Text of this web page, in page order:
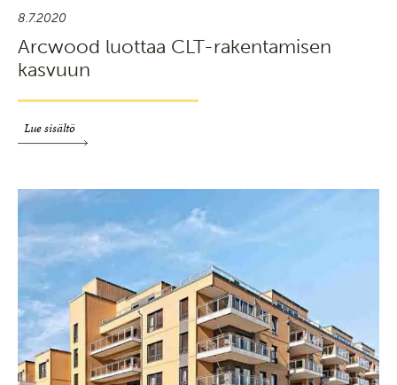
8.7.2020
Arcwood luottaa CLT-rakentamisen
kasvuun
Lue sisältö